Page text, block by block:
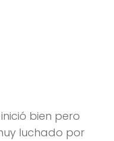
bien pero
luchado por